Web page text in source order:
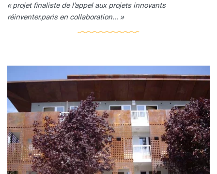
« projet finaliste de l'appel aux projets innovants
réinventer.paris en collaboration... »